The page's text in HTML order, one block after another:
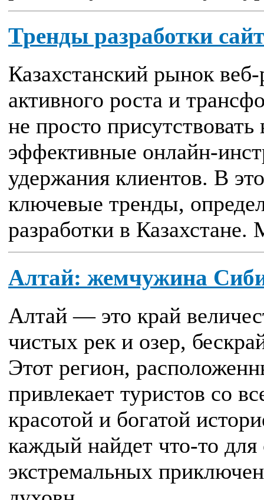
Тренды разработки
Казахстанский рынок
активного роста и
не просто присутствовать
эффективные онлайн-
удержания клиентов. В
ключевые тренды,
разработки в
Алтай: жемчужина
Алтай — это край
чистых рек и озер,
Этот регион,
привлекает туристов со
красотой и богатой
каждый найдет что-то
экстремальных